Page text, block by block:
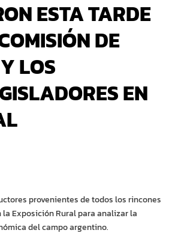
ESTA TARDE
DE
LOS
EN
provenientes de todos los rincones
Exposición Rural para analizar la
del campo argentino.